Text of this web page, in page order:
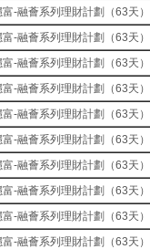
-融薈系列理財計劃（63天）
-融薈系列理財計劃（63天）
-融薈系列理財計劃（63天）
-融薈系列理財計劃（63天）
-融薈系列理財計劃（63天）
-融薈系列理財計劃（63天）
-融薈系列理財計劃（63天）
-融薈系列理財計劃（63天）
-融薈系列理財計劃（63天）
-融薈系列理財計劃（63天）